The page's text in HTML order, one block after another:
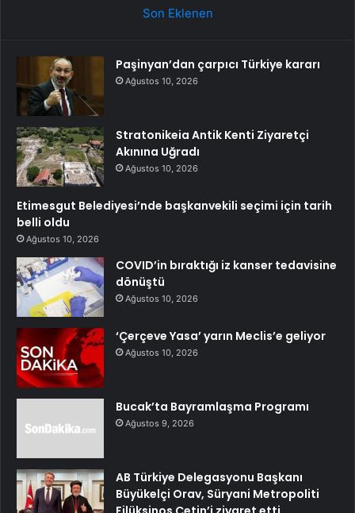
Son Eklenen
Paşinyan’dan çarpıcı Türkiye kararı
Ağustos 10, 2026
Stratonikeia Antik Kenti Ziyaretçi
Akınına Uğradı
Ağustos 10, 2026
Etimesgut Belediyesi’nde başkanvekili seçimi için tarih
belli oldu
Ağustos 10, 2026
COVID’in bıraktığı iz kanser tedavisine
dönüştü
Ağustos 10, 2026
‘Çerçeve Yasa’ yarın Meclis’e geliyor
Ağustos 10, 2026
Bucak’ta Bayramlaşma Programı
Ağustos 9, 2026
AB Türkiye Delegasyonu Başkanı
Büyükelçi Orav, Süryani Metropoliti